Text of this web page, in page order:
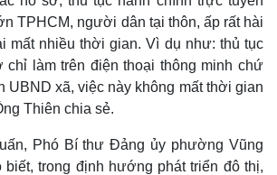
Quân sự - Quốc phòng
TPHCM, người dân tại thôn, ấp rất hài
mất nhiều thời gian. Vì dụ như: thủ tục
chỉ làm trên điện thoại thông minh chứ
UBND xã, việc này không mất thời gian
Thiên chia sẻ.
Phó Bí thư Đảng ủy phường Vũng
biết, trong định hướng phát triển đô thị,